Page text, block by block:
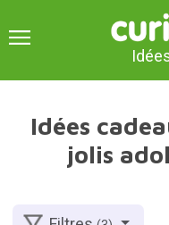
Idées
jolis